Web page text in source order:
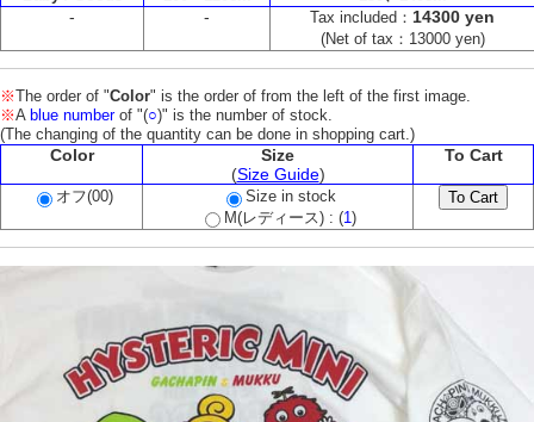
- - Tax included： 14300 yen
(Net of tax：13000 yen)
※The order of "Color" is the order of from the left of the first image.
※A blue numberof "(○)" is the number of stock.
(The changing of the quantity can be done in shopping cart.)
Color
Size
(Size Guide)
To Cart
オフ(00)
Size in stock
M(レディース) : (1 )